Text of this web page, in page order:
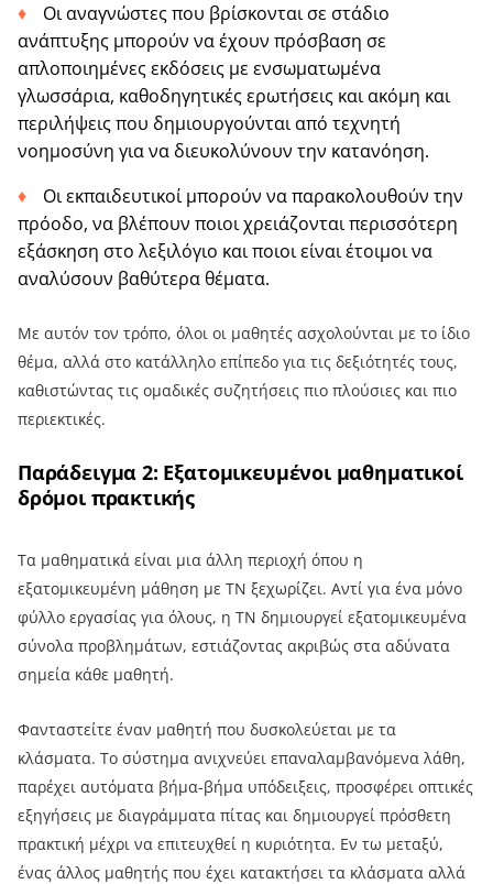
Οι αναγνώστες που βρίσκονται σε στάδιο
ανάπτυξης μπορούν να έχουν πρόσβαση σε
απλοποιημένες εκδόσεις με ενσωματωμένα
γλωσσάρια, καθοδηγητικές ερωτήσεις και ακόμη και
περιλήψεις που δημιουργούνται από τεχνητή
νοημοσύνη για να διευκολύνουν την κατανόηση.
Οι εκπαιδευτικοί μπορούν να παρακολουθούν την
πρόοδο, να βλέπουν ποιοι χρειάζονται περισσότερη
εξάσκηση στο λεξιλόγιο και ποιοι είναι έτοιμοι να
αναλύσουν βαθύτερα θέματα.
Με αυτόν τον τρόπο, όλοι οι μαθητές ασχολούνται με το ίδιο
θέμα, αλλά στο κατάλληλο επίπεδο για τις δεξιότητές τους,
καθιστώντας τις ομαδικές συζητήσεις πιο πλούσιες και πιο
περιεκτικές.
Παράδειγμα 2: Εξατομικευμένοι μαθηματικοί
δρόμοι πρακτικής
Τα μαθηματικά είναι μια άλλη περιοχή όπου η
εξατομικευμένη μάθηση με ΤΝ ξεχωρίζει. Αντί για ένα μόνο
φύλλο εργασίας για όλους, η ΤΝ δημιουργεί εξατομικευμένα
σύνολα προβλημάτων, εστιάζοντας ακριβώς στα αδύνατα
σημεία κάθε μαθητή.
Φανταστείτε έναν μαθητή που δυσκολεύεται με τα
κλάσματα. Το σύστημα ανιχνεύει επαναλαμβανόμενα λάθη,
παρέχει αυτόματα βήμα-βήμα υπόδειξεις, προσφέρει οπτικές
εξηγήσεις με διαγράμματα πίτας και δημιουργεί πρόσθετη
πρακτική μέχρι να επιτευχθεί η κυριότητα. Εν τω μεταξύ,
ένας άλλος μαθητής που έχει κατακτήσει τα κλάσματα αλλά